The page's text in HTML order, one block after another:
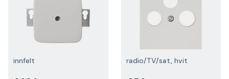
innfelt radio/TV/sat, hvit